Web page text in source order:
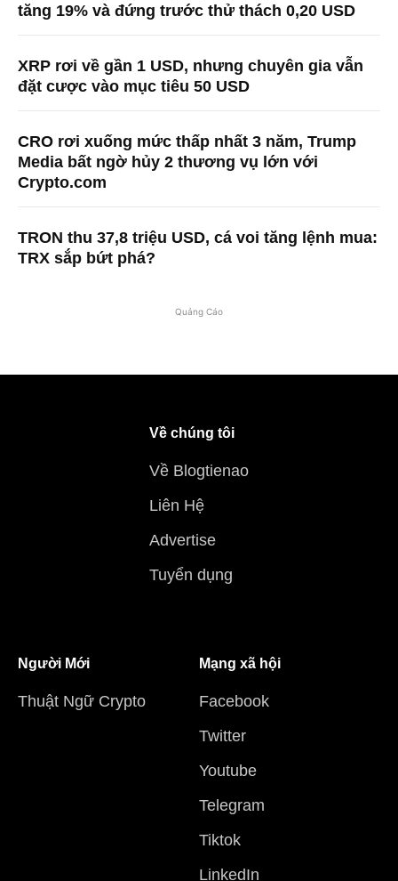
tăng 19% và đứng trước thử thách 0,20 USD
XRP rơi về gần 1 USD, nhưng chuyên gia vẫn
đặt cược vào mục tiêu 50 USD
CRO rơi xuống mức thấp nhất 3 năm, Trump
Media bất ngờ hủy 2 thương vụ lớn với
Crypto.com
TRON thu 37,8 triệu USD, cá voi tăng lệnh mua:
TRX sắp bứt phá?
Quảng Cáo
Về chúng tôi
Về Blogtienao
Liên Hệ
Advertise
Tuyển dụng
Người Mới
Thuật Ngữ Crypto
Mạng xã hội
Facebook
Twitter
Youtube
Telegram
Tiktok
LinkedIn